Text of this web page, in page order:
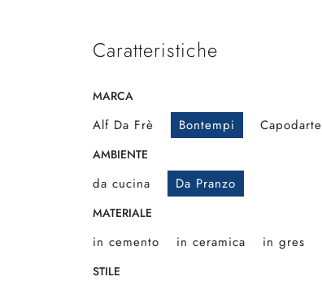
Caratteristiche
MARCA
Alf Da Frè Bontempi Capodarte
AMBIENTE
da cucina Da Pranzo
MATERIALE
in cemento in ceramica in gres
STILE